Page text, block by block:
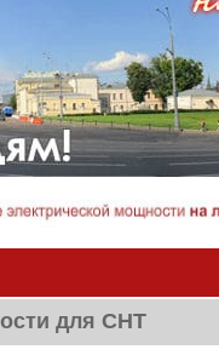
для СНТ